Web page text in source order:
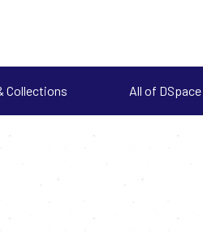
Collections All of DSpace